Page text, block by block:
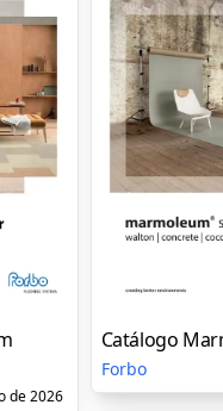
de 2026
Catálogo
Forbo